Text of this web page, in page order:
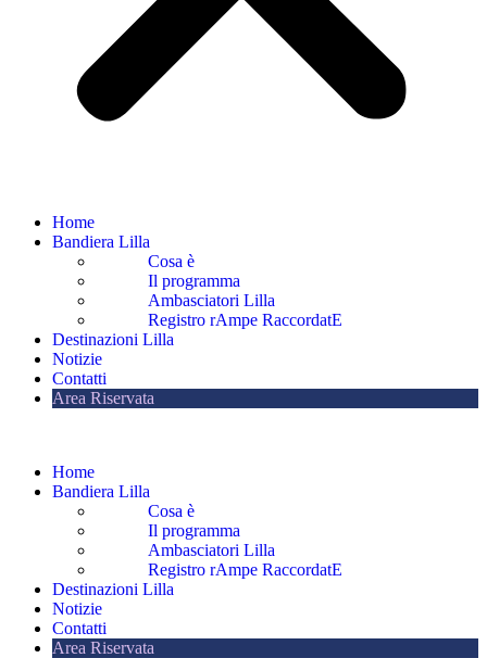
Home
Bandiera Lilla
Cosa è
Il programma
Ambasciatori Lilla
Registro rAmpe RaccordatE
Destinazioni Lilla
Notizie
Contatti
Area Riservata
Home
Bandiera Lilla
Cosa è
Il programma
Ambasciatori Lilla
Registro rAmpe RaccordatE
Destinazioni Lilla
Notizie
Contatti
Area Riservata